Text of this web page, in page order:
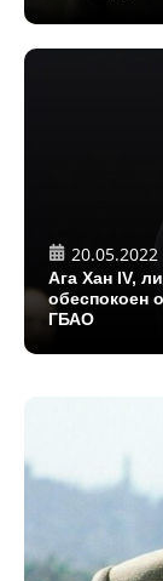
20.05.2022
Ага Хан IV,
обеспокоен
ГБАО